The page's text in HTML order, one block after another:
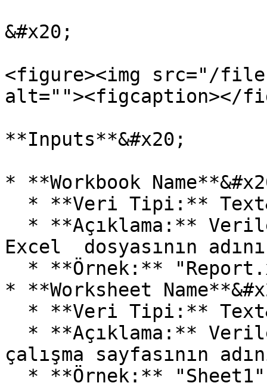
&#x20;
<figure><img src="/
alt=""><figcaption></
**Inputs**&#x20;
* **Workbook
Excel  dosyasının
* **Worksheet
çalışma sayfasının